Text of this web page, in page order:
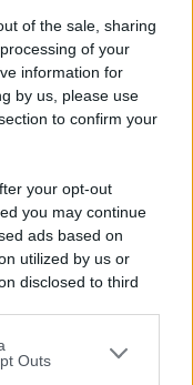
of the sale, sharing
of your
information for
by us, please use
to confirm your
your opt-out
you may continue
ads based on
utilized by us or
disclosed to third
opt-out of the further
information
Outs
a
COMUNE